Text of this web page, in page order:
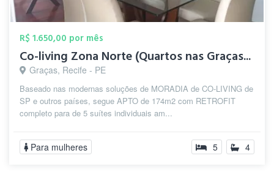
R$ 1.650,00 por mês
Co-living Zona Norte (Quartos nas Graças...
Graças, Recife - PE
Baseado nas modernas soluções de MORADIA de CO-LIVING de
SP e outros países, segue APTO de 174m2 com RETROFIT
completo para de 5 suítes individuais am...
Para mulheres 5 4